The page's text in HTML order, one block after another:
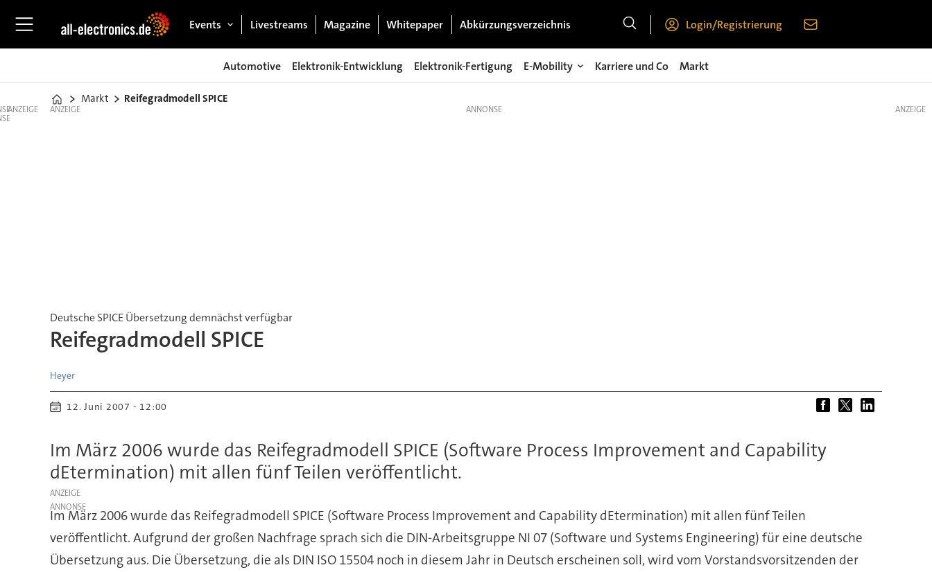
Events Livestreams Magazine Whitepaper Abkürzungsverzeichnis Login/Registrierung
Automotive Elektronik-Entwicklung Elektronik-Fertigung E-Mobility Karriere und Co Markt
Home
Markt Reifegradmodell SPICE
ANZEIGE ANZEIGE
Deutsche SPICE Übersetzung demnächst verfügbar
Reifegradmodell SPICE
Heyer
12. Juni 2007 - 12:00
Im März 2006 wurde das Reifegradmodell SPICE (Software Process Improvement and Capability
dEtermination) mit allen fünf Teilen veröffentlicht.
ANZEIGE
Im März 2006 wurde das Reifegradmodell SPICE (Software Process Improvement and Capability dEtermination) mit allen fünf Teilen
veröffentlicht. Aufgrund der großen Nachfrage sprach sich die DIN-Arbeitsgruppe NI 07 (Software und Systems Engineering) für eine deutsche
Übersetzung aus. Die Übersetzung, die als DIN ISO 15504 noch in diesem Jahr in Deutsch erscheinen soll, wird vom Vorstandsvorsitzenden der
ANZEIGE